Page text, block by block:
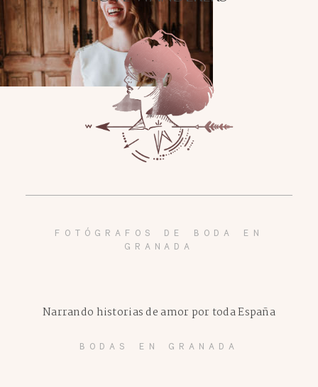
FOTÓGRAFOS DE BODA EN
GRANADA
BODAS EN GRANADA
Narrando historias de amor por toda España